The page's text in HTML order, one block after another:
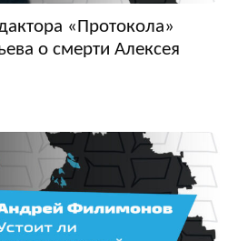
«Протокола»
о смерти Алексея